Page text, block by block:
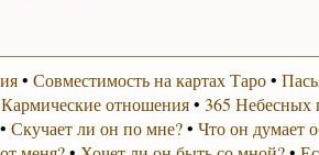
• Совместимость на картах Таро•
Кармические отношения• 365 Небесных
Скучает ли он по мне?• Что он думает